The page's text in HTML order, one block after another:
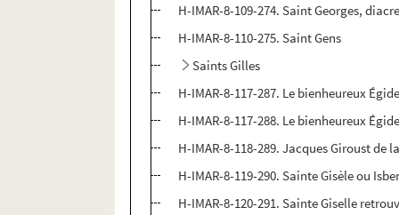
H-IMAR-8-109-274. Saint Georges,
H-IMAR-8-110-275. Saint Gens
Saints Gilles
H-IMAR-8-117-287. Le bienheureux
H-IMAR-8-117-288. Le bienheureux
H-IMAR-8-118-289. Jacques Giroust de
H-IMAR-8-119-290. Sainte Gisèle ou
H-IMAR-8-120-291. Sainte Giselle